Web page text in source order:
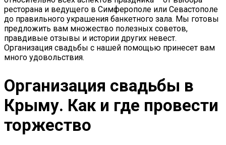
ресторана и ведущего в Симферополе или Севастополе
до правильного украшения банкетного зала. Мы готовы
предложить вам множество полезных советов,
правдивые отзывы и истории других невест.
Организация свадьбы с нашей помощью принесет вам
много удовольствия.
Организация свадьбы в
Крыму. Как и где провести
торжество